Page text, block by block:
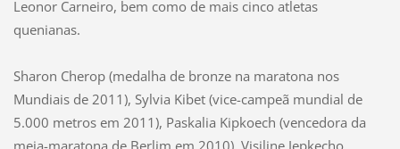
Leonor Carneiro, bem como de mais cinco atletas
quenianas.
Sharon Cherop (medalha de bronze na maratona nos
Mundiais de 2011), Sylvia Kibet (vice-campeã mundial de
5.000 metros em 2011), Paskalia Kipkoech (vencedora da
meia-maratona de Berlim em 2010), Visiline Jepkecho